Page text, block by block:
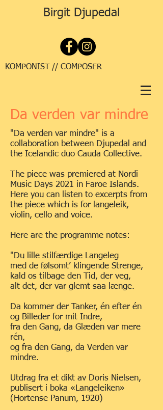
Birgit Djupedal
KOMPONIST // COMPOSER
Da verden var mindre
"Da verden var mindre" is a
collaboration between Djupedal and
the Icelandic duo Cauda Collective.
The piece was premiered at Nordi
Music Days 2021 in Faroe Islands.
Here you can listen to excerpts from
the piece which is for langeleik,
violin, cello and voice.
Here are the programme notes:
"Du lille stilfærdige Langeleg
med de følsomt’ klingende Strenge,
kald os tilbage den Tid, der veg,
alt det, der var glemt saa længe.
Da kommer der Tanker, én efter én
og Billeder for mit Indre,
fra den Gang, da Glæden var mere
rén,
og fra den Gang, da Verden var
mindre.
Utdrag fra et dikt av Doris Nielsen,
publisert i boka «Langeleiken»
(Hortense Panum, 1920)